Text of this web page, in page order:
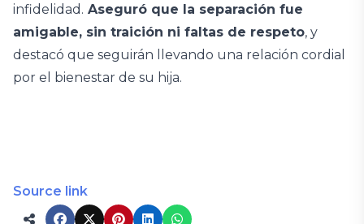
infidelidad. Aseguró que la separación fue
amigable, sin traición ni faltas de respeto, y
destacó que seguirán llevando una relación cordial
por el bienestar de su hija.
Source link